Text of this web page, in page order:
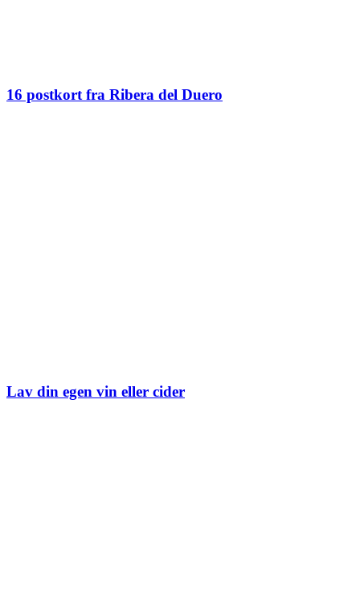
16 postkort fra Ribera del Duero
Lav din egen vin eller cider